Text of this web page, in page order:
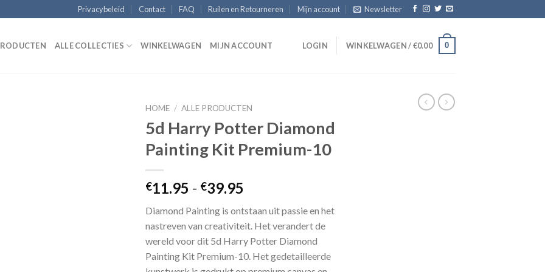
Privacybeleid Contact FAQ Ruilen en Retourneren Mijn account Newsletter
ALLE COLLECTIES WINKELWAGEN MIJN ACCOUNT LOGIN WINKELWAGEN /€0.00 0
HOME / ALLE PRODUCTEN
5d Harry Potter Diamond
Painting Kit Premium-10
€11.95 - €39.95
tot
€39.95
Diamond Painting is ontstaan ​​uit passie en het
nastreven van creativiteit. Het verandert de
wereld voor dit 5d Harry Potter Diamond
Painting Kit Premium-10. Het gedetailleerde